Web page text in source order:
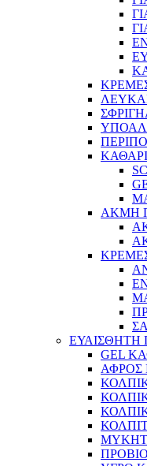
ΑΚΜΗ
ΕΥΑΙΣΘΗΤΗ
GEL
ΑΦΡΟΣ